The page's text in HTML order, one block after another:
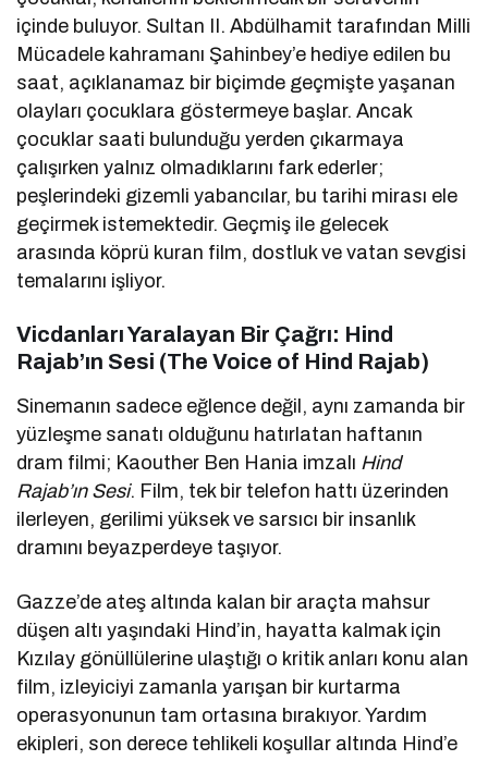
içinde buluyor. Sultan II. Abdülhamit tarafından Milli
Mücadele kahramanı Şahinbey’e hediye edilen bu
saat, açıklanamaz bir biçimde geçmişte yaşanan
olayları çocuklara göstermeye başlar. Ancak
çocuklar saati bulunduğu yerden çıkarmaya
çalışırken yalnız olmadıklarını fark ederler;
peşlerindeki gizemli yabancılar, bu tarihi mirası ele
geçirmek istemektedir. Geçmiş ile gelecek
arasında köprü kuran film, dostluk ve vatan sevgisi
temalarını işliyor.
Vicdanları Yaralayan Bir Çağrı: Hind
Rajab’ın Sesi (The Voice of Hind Rajab)
Sinemanın sadece eğlence değil, aynı zamanda bir
yüzleşme sanatı olduğunu hatırlatan haftanın
dram filmi; Kaouther Ben Hania imzalı Hind
Rajab’ın Sesi. Film, tek bir telefon hattı üzerinden
ilerleyen, gerilimi yüksek ve sarsıcı bir insanlık
dramını beyazperdeye taşıyor.
Gazze’de ateş altında kalan bir araçta mahsur
düşen altı yaşındaki Hind’in, hayatta kalmak için
Kızılay gönüllülerine ulaştığı o kritik anları konu alan
film, izleyiciyi zamanla yarışan bir kurtarma
operasyonunun tam ortasına bırakıyor. Yardım
ekipleri, son derece tehlikeli koşullar altında Hind’e